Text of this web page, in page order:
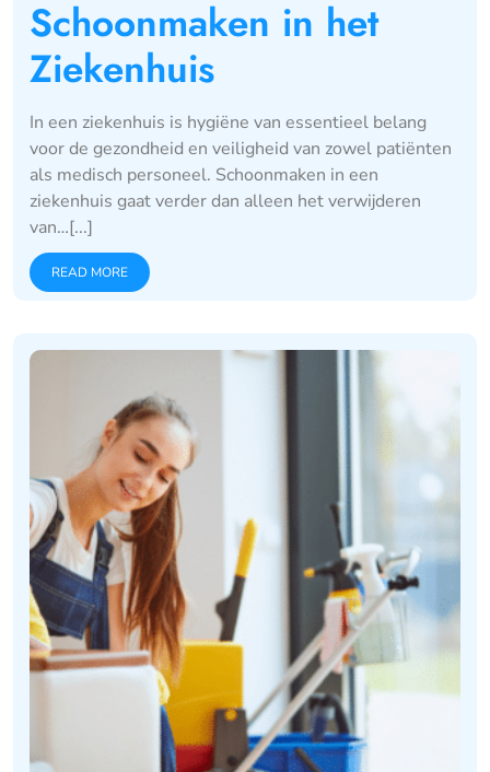
Schoonmaken in het
Ziekenhuis
In een ziekenhuis is hygiëne van essentieel belang
voor de gezondheid en veiligheid van zowel patiënten
als medisch personeel. Schoonmaken in een
ziekenhuis gaat verder dan alleen het verwijderen
van…[...]
READ MORE